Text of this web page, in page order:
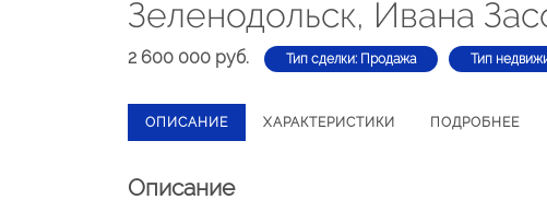
Зеленодольск, Ивана
2 600 000 руб. Тип сделки: Продажа Тип
ОПИСАНИЕ ХАРАКТЕРИСТИКИ ПОДРОБНЕЕ
Описание